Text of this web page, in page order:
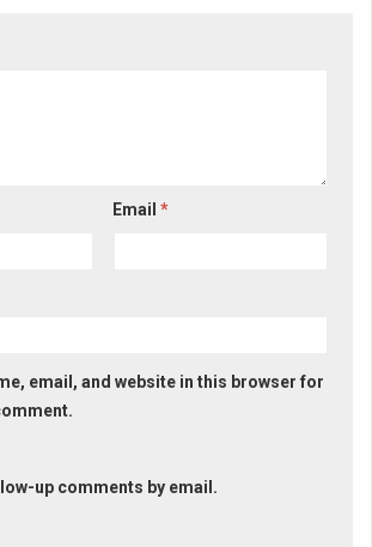
Email*
email, and website in this browser for
up comments by email.